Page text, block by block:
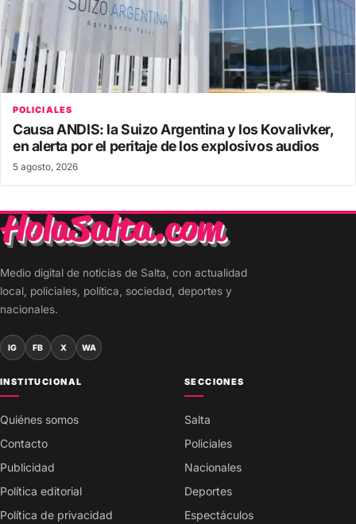
POLICIALES
Causa ANDIS: la Suizo Argentina y los Kovalivker,
en alerta por el peritaje de los explosivos audios
5 agosto, 2026
Medio digital de noticias de Salta, con actualidad
local, policiales, política, sociedad, deportes y
nacionales.
IG FB X WA
INSTITUCIONAL
Quiénes somos
Contacto
Publicidad
Política editorial
Política de privacidad
SECCIONES
Salta
Policiales
Nacionales
Deportes
Espectáculos